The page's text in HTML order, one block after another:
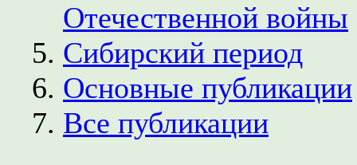
Отечественной войны
Сибирский период
Основные публикации
Все публикации